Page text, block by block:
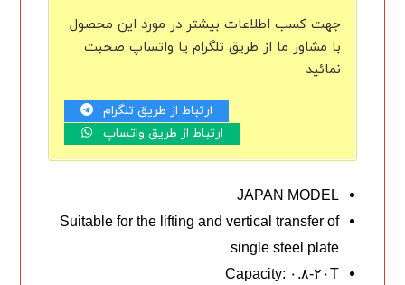
جهت کسب اطلاعات بیشتر در مورد این محصول
با مشاور ما از طریق تلگرام یا واتساپ صحبت
نمائید
ارتباط از طریق تلگرام
ارتباط از طریق واتساپ
JAPAN MODEL
Suitable for the lifting and vertical transfer of
single steel plate
Capacity: ۰.۸-۲۰T